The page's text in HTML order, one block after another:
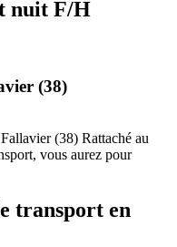
nuit F/H
(38)
(38) Rattaché au
vous aurez pour
transport en